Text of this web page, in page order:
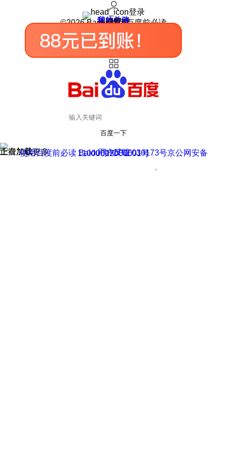
登录
我的关注
我的收藏
皮肤中心
用户反馈
设置
©2026 Baidu 使用百度前必读
百度一下
正在加载
上滑加载更多 用户反馈
使用百度前必读 Baidu 京ICP证030173号
京公网安备11000002000001号